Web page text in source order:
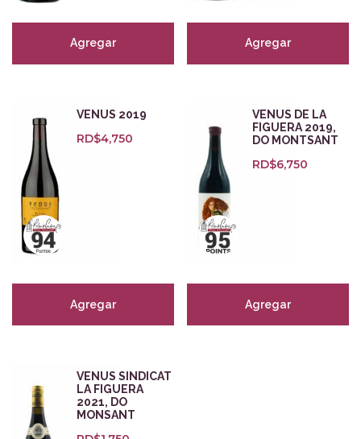
Vegano
(32)
Sostenible (2)
Puntuaciones
Agregar Agregar
VENUS 2019
RD$4,750
Agregar
VENUS DE LA
FIGUERA 2019,
DO MONTSANT
RD$6,750
Agregar
VENUS SINDICAT
LA FIGUERA
2021, DO
MONSANT